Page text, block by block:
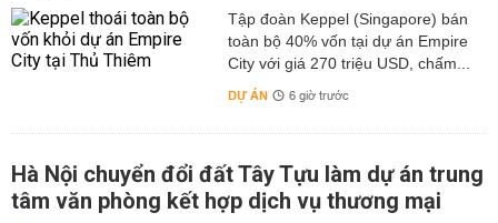
Tập đoàn Keppel (Singapore) bán
toàn bộ 40% vốn tại dự án Empire
City với giá 270 triệu USD, chấm...
DỰ ÁN 6 giờ trước
Hà Nội chuyển đổi đất Tây Tựu làm dự án trung
tâm văn phòng kết hợp dịch vụ thương mại